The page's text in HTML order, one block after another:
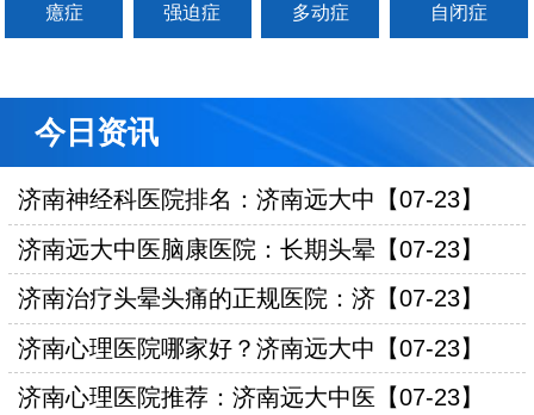
癔症 强迫症 多动症 自闭症
今日资讯
济南神经科医院排名：济南远大中【07-23】
济南远大中医脑康医院：长期头晕【07-23】
济南治疗头晕头痛的正规医院：济【07-23】
济南心理医院哪家好？济南远大中【07-23】
济南心理医院推荐：济南远大中医【07-23】